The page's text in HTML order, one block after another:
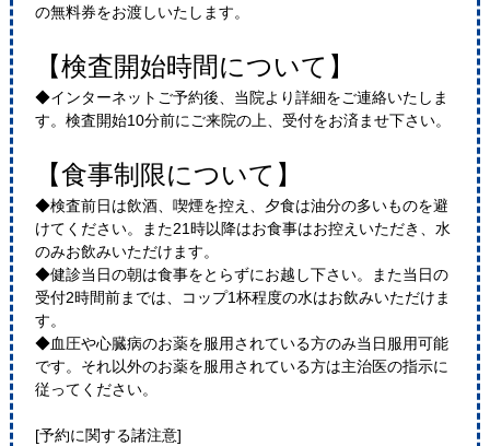
の無料券をお渡しいたします。
【検査開始時間について】
◆インターネットご予約後、当院より詳細をご連絡いたしま
す。検査開始10分前にご来院の上、受付をお済ませ下さい。
【食事制限について】
◆検査前日は飲酒、喫煙を控え、夕食は油分の多いものを避
けてください。また21時以降はお食事はお控えいただき、水
のみお飲みいただけます。
◆健診当日の朝は食事をとらずにお越し下さい。また当日の
受付2時間前までは、コップ1杯程度の水はお飲みいただけま
す。
◆血圧や心臓病のお薬を服用されている方のみ当日服用可能
です。それ以外のお薬を服用されている方は主治医の指示に
従ってください。
[予約に関する諸注意]